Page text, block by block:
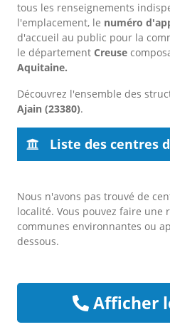
tous les renseignements
l'emplacement, le numéro
d'accueil au public pour la
le département Creuse
Aquitaine.
Découvrez l'ensemble des
Ajain (23380).
Liste des centres
Nous n'avons pas trouvé de
localité. Vous pouvez faire une
communes environnantes ou
dessous.
Afficher